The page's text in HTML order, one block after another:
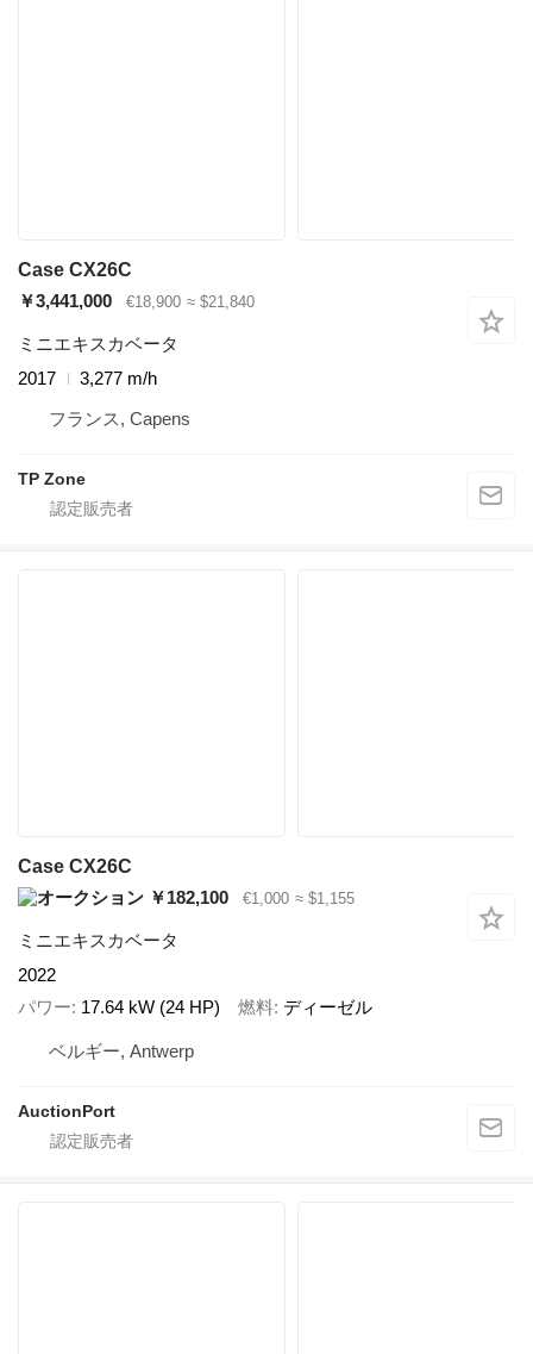
Case CX26C
￥3,441,000
€18,900 ≈ $21,840
ミニエキスカベータ
2017
3,277 m/h
フランス, Capens
TP Zone
Case CX26C
￥182,100
€1,000 ≈ $1,155
ミニエキスカベータ
2022
パワー 17.64 kW (24 HP) 燃料 ディーゼル
ベルギー, Antwerp
AuctionPort